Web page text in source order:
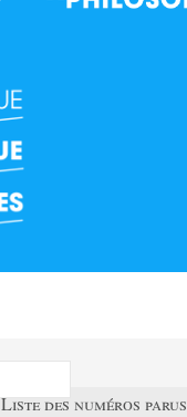
Liste des numéros parus